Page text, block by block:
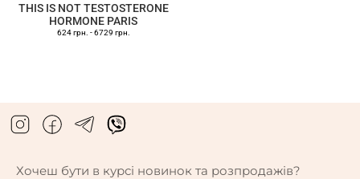
THIS IS NOT TESTOSTERONE
HORMONE PARIS
624 грн. -6729 грн.
Хочеш бути в курсі новинок та розпродажів?